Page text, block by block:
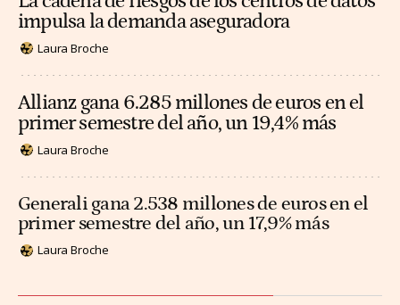
impulsa la demanda aseguradora
Laura Broche
Allianz gana 6.285 millones de euros en el
primer semestre del año, un 19,4% más
Laura Broche
Generali gana 2.538 millones de euros en el
primer semestre del año, un 17,9% más
Laura Broche